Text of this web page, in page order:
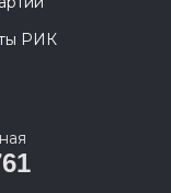
РИК